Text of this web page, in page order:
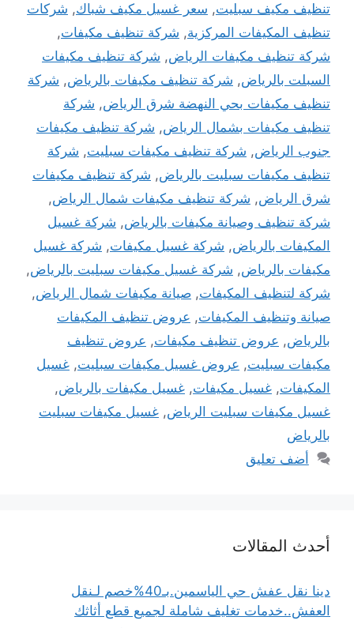
تنظيف مكيف سبليت, سعر غسيل مكيف شباك, شركات
تنظيف المكيفات المركزية, شركة تنظيف مكيفات,
شركة تنظيف مكيفات الرياض, شركة تنظيف مكيفات
السبلت بالرياض, شركة تنظيف مكيفات بالرياض, شركة
تنظيف مكيفات بحي النهضة شرق الرياض, شركة
تنظيف مكيفات بشمال الرياض, شركة تنظيف مكيفات
جنوب الرياض, شركة تنظيف مكيفات سبليت, شركة
تنظيف مكيفات سبليت بالرياض, شركة تنظيف مكيفات
شرق الرياض, شركة تنظيف مكيفات شمال الرياض,
شركة تنظيف وصيانة مكيفات بالرياض, شركة غسيل
المكيفات بالرياض, شركة غسيل مكيفات, شركة غسيل
مكيفات بالرياض, شركة غسيل مكيفات سبليت بالرياض,
شركة لتنظيف المكيفات, صيانة مكيفات شمال الرياض,
صيانة وتنظيف المكيفات, عروض تنظيف المكيفات
بالرياض, عروض تنظيف مكيفات, عروض تنظيف
مكيفات سبليت, عروض غسيل مكيفات سبليت, غسيل
المكيفات, غسيل مكيفات, غسيل مكيفات بالرياض,
غسيل مكيفات سبليت الرياض, غسيل مكيفات سبليت
بالرياض
أضف تعليق
أحدث المقالات
دينا نقل عفش حي الياسمين.بـ40%خصم لـنقل
العفش..خدمات تغليف شاملة لجميع قطع أثاثك